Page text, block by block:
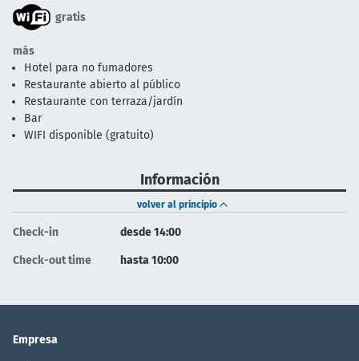
gratis
más
Hotel para no fumadores
Restaurante abierto al público
Restaurante con terraza/jardín
Bar
WIFI disponible (gratuito)
Información
volver al principio
Check-in desde 14:00
Check-out time hasta 10:00
Empresa